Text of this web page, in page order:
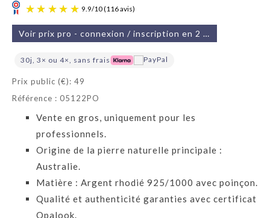
Voir prix pro - connexion / inscription en 2 min
30j, 3× ou 4×, sans frais
Prix public (€): 49
Référence : 05122PO
Vente en gros, uniquement pour les
professionnels.
Origine de la pierre naturelle principale :
Australie.
Matière : Argent rhodié 925/1000 avec poinçon.
Qualité et authenticité garanties avec certificat
Opalook.